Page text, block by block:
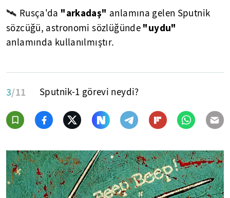
🛰 Rusça'da "arkadaş" anlamına gelen Sputnik
sözcüğü, astronomi sözlüğünde "uydu"
anlamında kullanılmıştır.
3/11 Sputnik-1 görevi neydi?